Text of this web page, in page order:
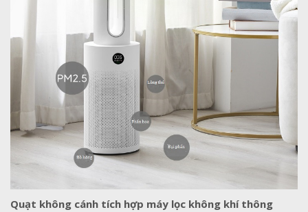
Quạt không cánh tích hợp máy lọc không khí thông